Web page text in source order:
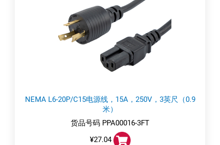
NEMA L6-20P/C15电源线，15A，250V，3英尺（0.9
米）
货品号码 PPA00016-3FT
¥27.04